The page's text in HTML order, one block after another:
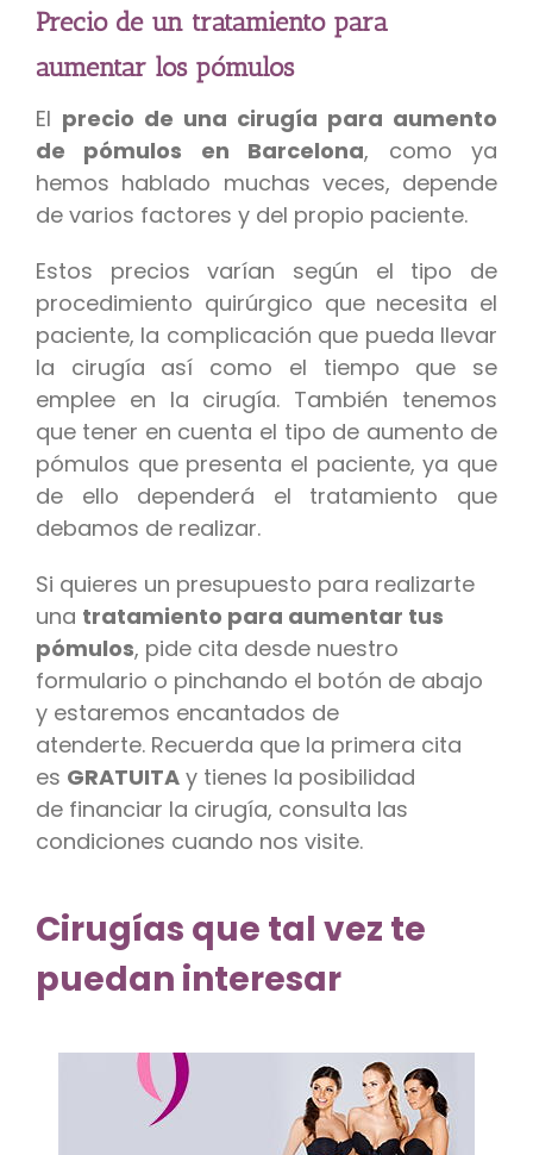
Precio de un tratamiento para
aumentar los pómulos
El precio de una cirugía para aumento
de pómulos en Barcelona, como ya
hemos hablado muchas veces, depende
de varios factores y del propio paciente.
Estos precios varían según el tipo de
procedimiento quirúrgico que necesita el
paciente, la complicación que pueda llevar
la cirugía así como el tiempo que se
emplee en la cirugía. También tenemos
que tener en cuenta el tipo de aumento de
pómulos que presenta el paciente, ya que
de ello dependerá el tratamiento que
debamos de realizar.
Si quieres un presupuesto para realizarte
una tratamiento para aumentar tus
pómulos, pide cita desde nuestro
formulario o pinchando el botón de abajo
y estaremos encantados de
atenderte. Recuerda que la primera cita
es GRATUITAy tienes la posibilidad
de financiar la cirugía, consulta las
condiciones cuando nos visite.
Cirugías que tal vez te
puedan interesar